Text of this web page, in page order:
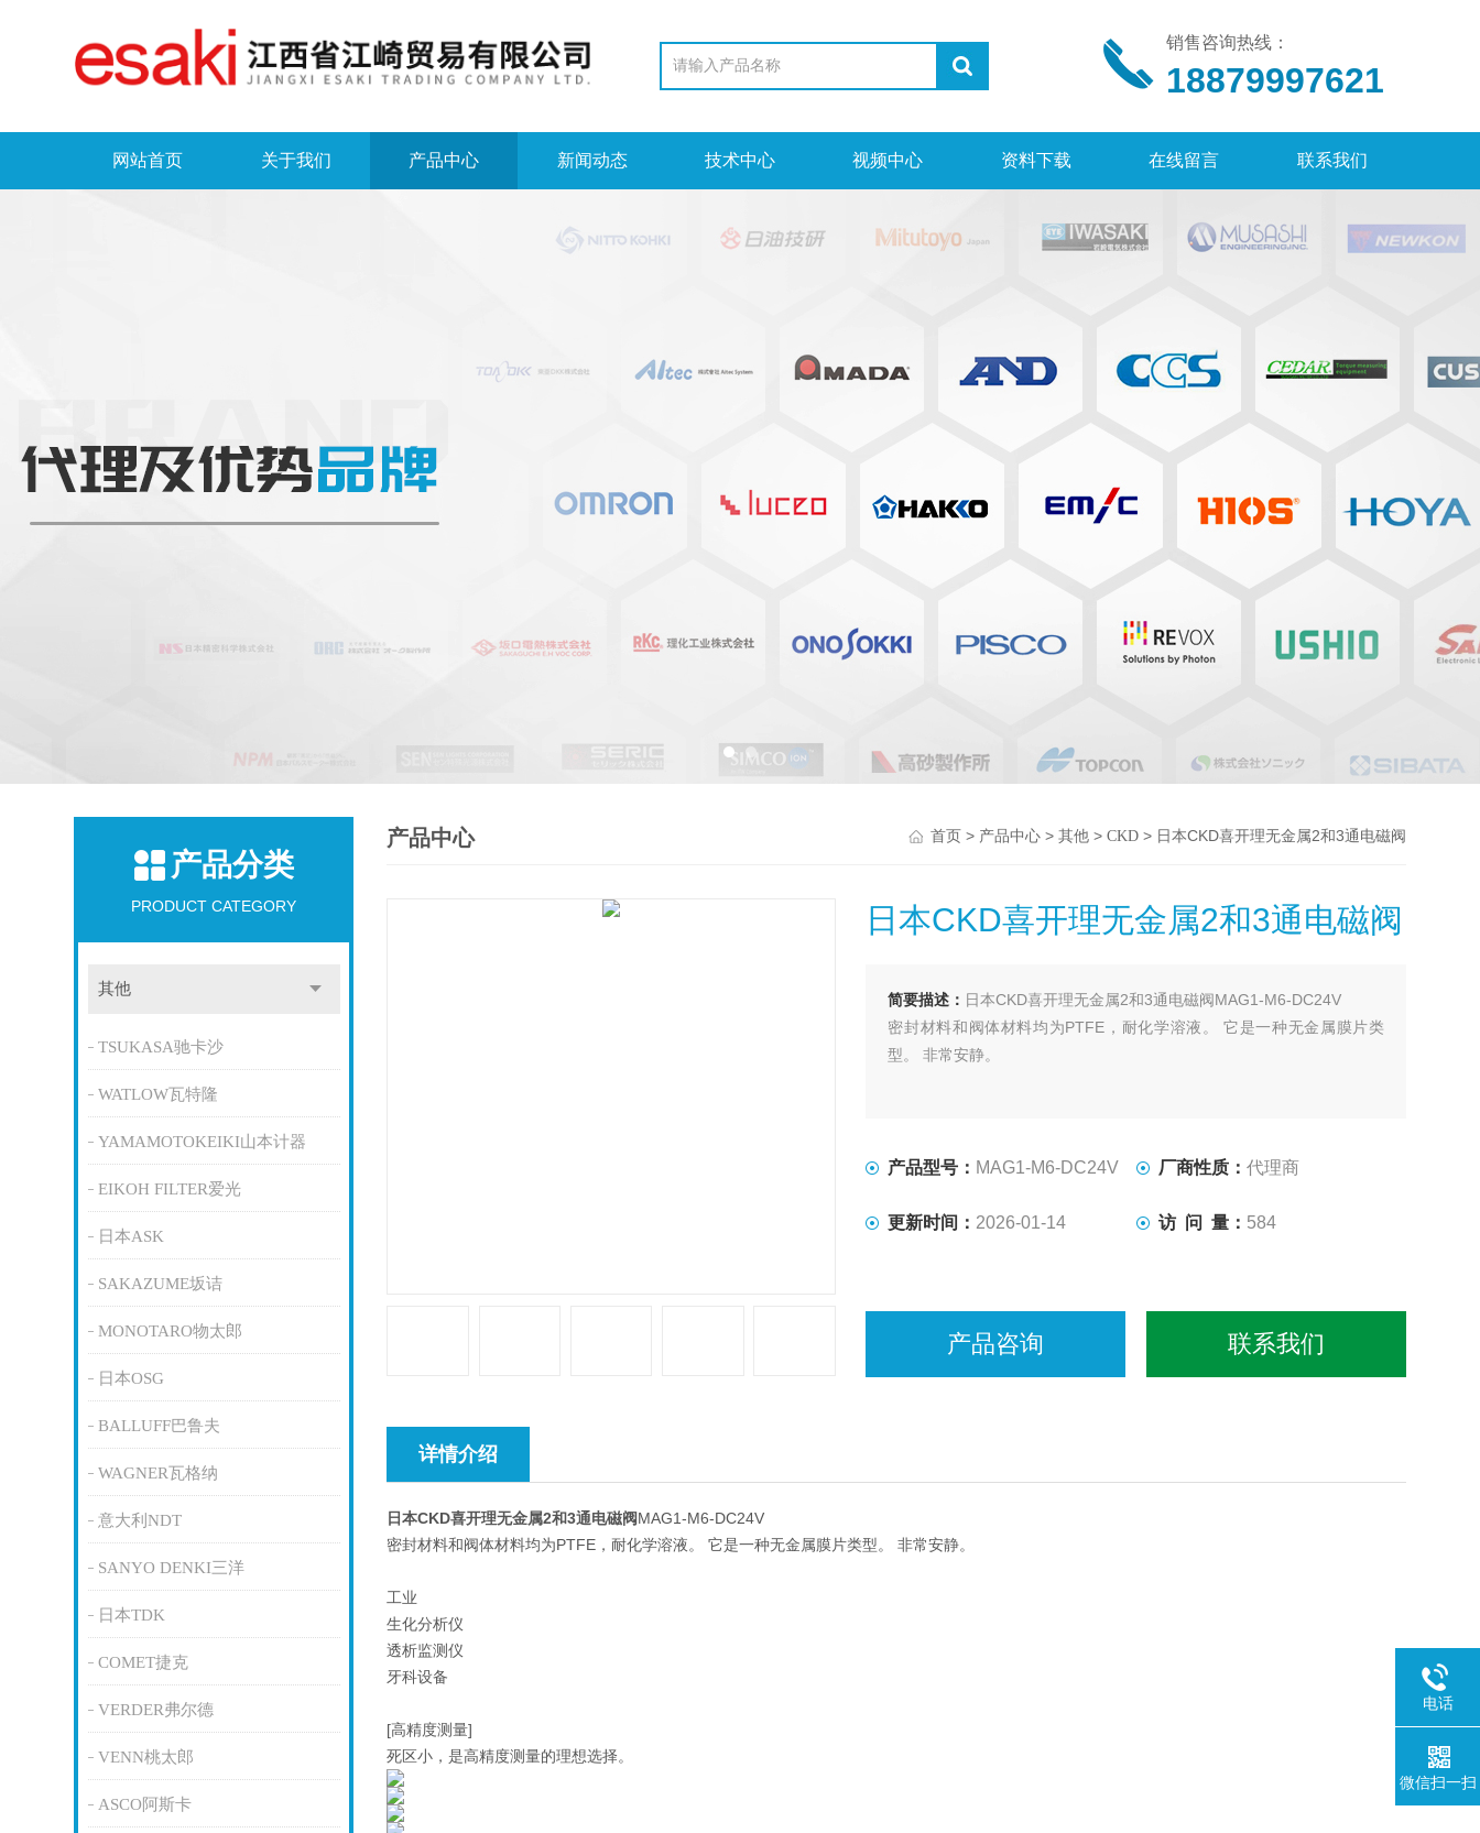
销售咨询热线：
18879997621
网站首页 关于我们 产品中心 新闻动态 技术中心 视频中心 资料下载 在线留言 联系我们
产品分类
PRODUCT CATEGORY
其他
TSUKASA驰卡沙
WATLOW瓦特隆
YAMAMOTOKEIKI山本计器
EIKOH FILTER爱光
日本ASK
SAKAZUME坂诘
MONOTARO物太郎
日本OSG
BALLUFF巴鲁夫
WAGNER瓦格纳
意大利NDT
SANYO DENKI三洋
日本TDK
COMET捷克
VERDER弗尔德
VENN桃太郎
ASCO阿斯卡
产品中心 首页> 产品中心> 其他> CKD> 日本CKD喜开理无金属2和3通电磁阀
日本CKD喜开理无金属2和3通电磁阀
简要描述： 日本CKD喜开理无金属2和3通电磁阀MAG1-M6-DC24V
密封材料和阀体材料均为PTFE，耐化学溶液。 它是一种无金属膜片类
型。 非常安静。
产品型号： MAG1-M6-DC24V 厂商性质： 代理商
更新时间： 2026-01-14 访 问 量： 584
产品咨询 联系我们
详情介绍
日本CKD喜开理无金属2和3通电磁阀MAG1-M6-DC24V
密封材料和阀体材料均为PTFE，耐化学溶液。 它是一种无金属膜片类型。 非常安静。
工业
生化分析仪
透析监测仪
牙科设备
[高精度测量]
死区小，是高精度测量的理想选择。
电话
微信扫一扫